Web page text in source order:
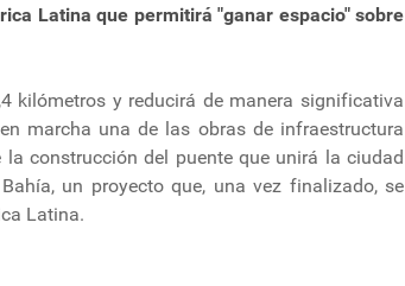
Latina que permitirá "ganar espacio" sobre
kilómetros y reducirá de manera significativa
marcha una de las obras de infraestructura
construcción del puente que unirá la ciudad
un proyecto que, una vez finalizado, se
Latina.